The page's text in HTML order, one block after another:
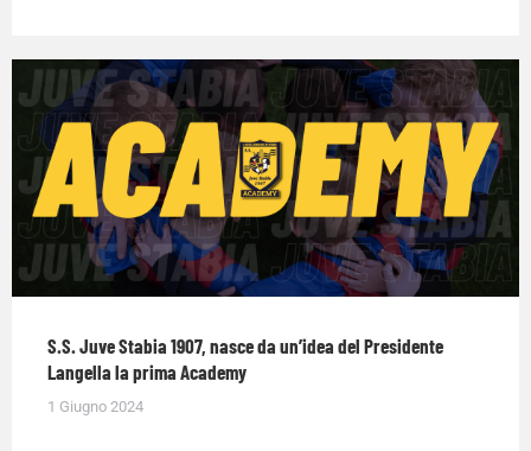
S.S. Juve Stabia 1907, nasce da un’idea del Presidente
Langella la prima Academy
1 Giugno 2024